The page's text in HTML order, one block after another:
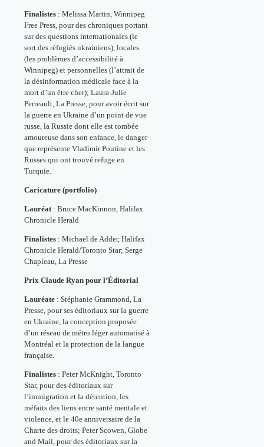
Finalistes : Melissa Martin, Winnipeg
Free Press, pour des chroniques portant
sur des questions internationales (le
sort des réfugiés ukrainiens), locales
(les problèmes d’accessibilité à
Winnipeg) et personnelles (l’attrait de
la désinformation médicale face à la
mort d’un être cher); Laura-Julie
Perreault, La Presse, pour avoir écrit sur
la guerre en Ukraine d’un point de vue
russe, la Russie dont elle est tombée
amoureuse dans son enfance, le danger
que représente Vladimir Poutine et les
Russes qui ont trouvé refuge en
Turquie.
Caricature (portfolio)
Lauréat : Bruce MacKinnon, Halifax
Chronicle Herald
Finalistes : Michael de Adder, Halifax
Chronicle Herald/Toronto Star; Serge
Chapleau, La Presse
Prix Claude Ryan pour l’Éditorial
Lauréate : Stéphanie Grammond, La
Presse, pour ses éditoriaux sur la guerre
en Ukraine, la conception proposée
d’un réseau de métro léger automatisé à
Montréal et la protection de la langue
française.
Finalistes : Peter McKnight, Toronto
Star, pour des éditoriaux sur
l’immigration et la détention, les
méfaits des liens entre santé mentale et
violence, et le 40e anniversaire de la
Charte des droits; Peter Scowen, Globe
and Mail, pour des éditoriaux sur la